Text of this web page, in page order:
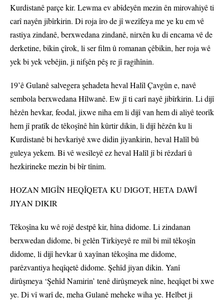
Kurdistanê parçe kir. Lewma ev abîdeyên mezin ên mirovahiyê ti
carî nayên jibîrkirin. Di roja îro de jî wezîfeya me ye ku em vê
rastiya zindanê, berxwedana zindanê, nirxên ku di encama vê de
derketine, bikin çîrok, li ser film û romanan çêbikin, her roja wê
yek bi yek vebêjin, ji nifşên pêş re jî ragihînin.
19’ê Gulanê salvegera şehadeta heval Halîl Çavgûn e, navê
sembola berxwedana Hîlwanê. Ew jî ti carî nayê jibîrkirin. Li dijî
hêzên hevkar, feodal, jixwe niha em li dijî van hem di aliyê teorîk
hem jî pratîk de têkoşînê hîn kûrtir dikin, li dijî hêzên ku li
Kurdistanê bi hevkariyê xwe didin jiyankirin, heval Halîl bû
guleya yekem. Bi vê wesîleyê ez heval Halîl jî bi rêzdarî û
hezkirineke mezin bi bîr tînim.
HOZAN MIGÎN HEQÎQETA KU DIGOT, HETA DAWÎ
JIYAN DIKIR
Têkoşîna ku wê rojê destpê kir, hîna didome. Li zindanan
berxwedan didome, bi gelên Tirkiyeyê re mil bi mil têkoşîn
didome, li dijî hevkar û xayînan têkoşîna me didome,
parêzvantiya heqîqetê didome. Şehîd jiyan dikin. Yanî
dirûşmeya ‘Şehîd Namirin’ tenê dirûşmeyek nîne, heqîqet bi xwe
ye. Di vî warî de, meha Gulanê meheke wiha ye. Helbet ji